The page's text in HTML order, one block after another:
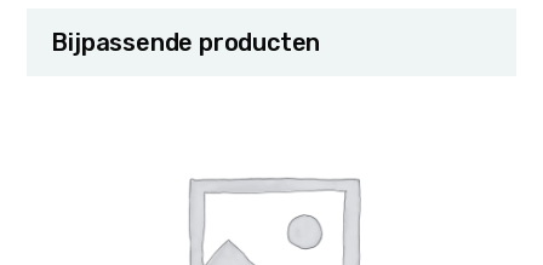
Bijpassende producten